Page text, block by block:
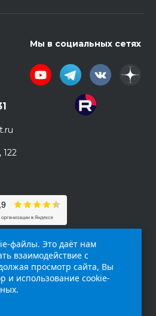
Мы в социальных сетях
(
файлы. Это даёт нам
взаимодействие с
просмотр сайта, Вы
и использование cookie-